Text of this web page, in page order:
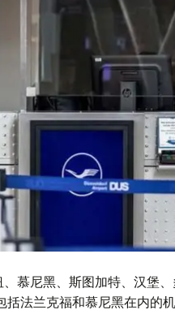
慕尼黑、斯图加特、汉堡
法兰克福和慕尼黑在内的